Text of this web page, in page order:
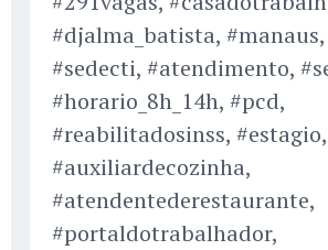
#djalma_batista,
#sedecti, #atendimento,
#horario_8h_14h, #pcd,
#reabilitadosinss,
#auxiliardecozinha,
#atendentederestaurante,
#portaldotrabalhador,